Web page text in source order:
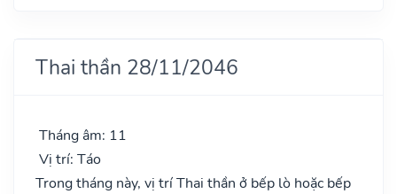
Thai thần 28/11/2046
Tháng âm: 11
Vị trí: Táo
Trong tháng này, vị trí Thai thần ở bếp lò hoặc bếp